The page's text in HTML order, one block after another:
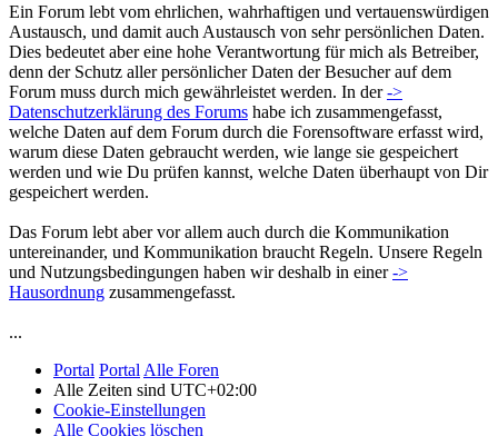
Ein Forum lebt vom ehrlichen, wahrhaftigen und vertauenswürdigen
Austausch, und damit auch Austausch von sehr persönlichen Daten.
Dies bedeutet aber eine hohe Verantwortung für mich als Betreiber,
denn der Schutz aller persönlicher Daten der Besucher auf dem
Forum muss durch mich gewährleistet werden. In der->
Datenschutzerklärung des Forums habe ich zusammengefasst,
welche Daten auf dem Forum durch die Forensoftware erfasst wird,
warum diese Daten gebraucht werden, wie lange sie gespeichert
werden und wie Du prüfen kannst, welche Daten überhaupt von Dir
gespeichert werden.
Das Forum lebt aber vor allem auch durch die Kommunikation
untereinander, und Kommunikation braucht Regeln. Unsere Regeln
und Nutzungsbedingungen haben wir deshalb in einer->
Hausordnung zusammengefasst.
...
Portal Portal Alle Foren
Alle Zeiten sind UTC+02:00
Cookie-Einstellungen
Alle Cookies löschen